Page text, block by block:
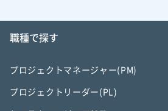
職種で探す
プロジェクトマネージャー(PM)
プロジェクトリーダー(PL)